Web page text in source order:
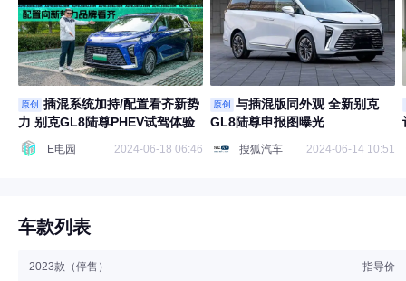
原创
插混系统加持/配置看齐新势
力 别克GL8陆尊PHEV试驾体验
E电园 2024-06-18 06:46
原创
与插混版同外观 全新别克
GL8陆尊申报图曝光
搜狐汽车 2024-06-14 10:51
车款列表
2023款（停售） 指导价